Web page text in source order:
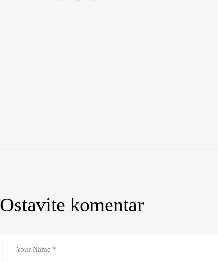
Ostavite komentar